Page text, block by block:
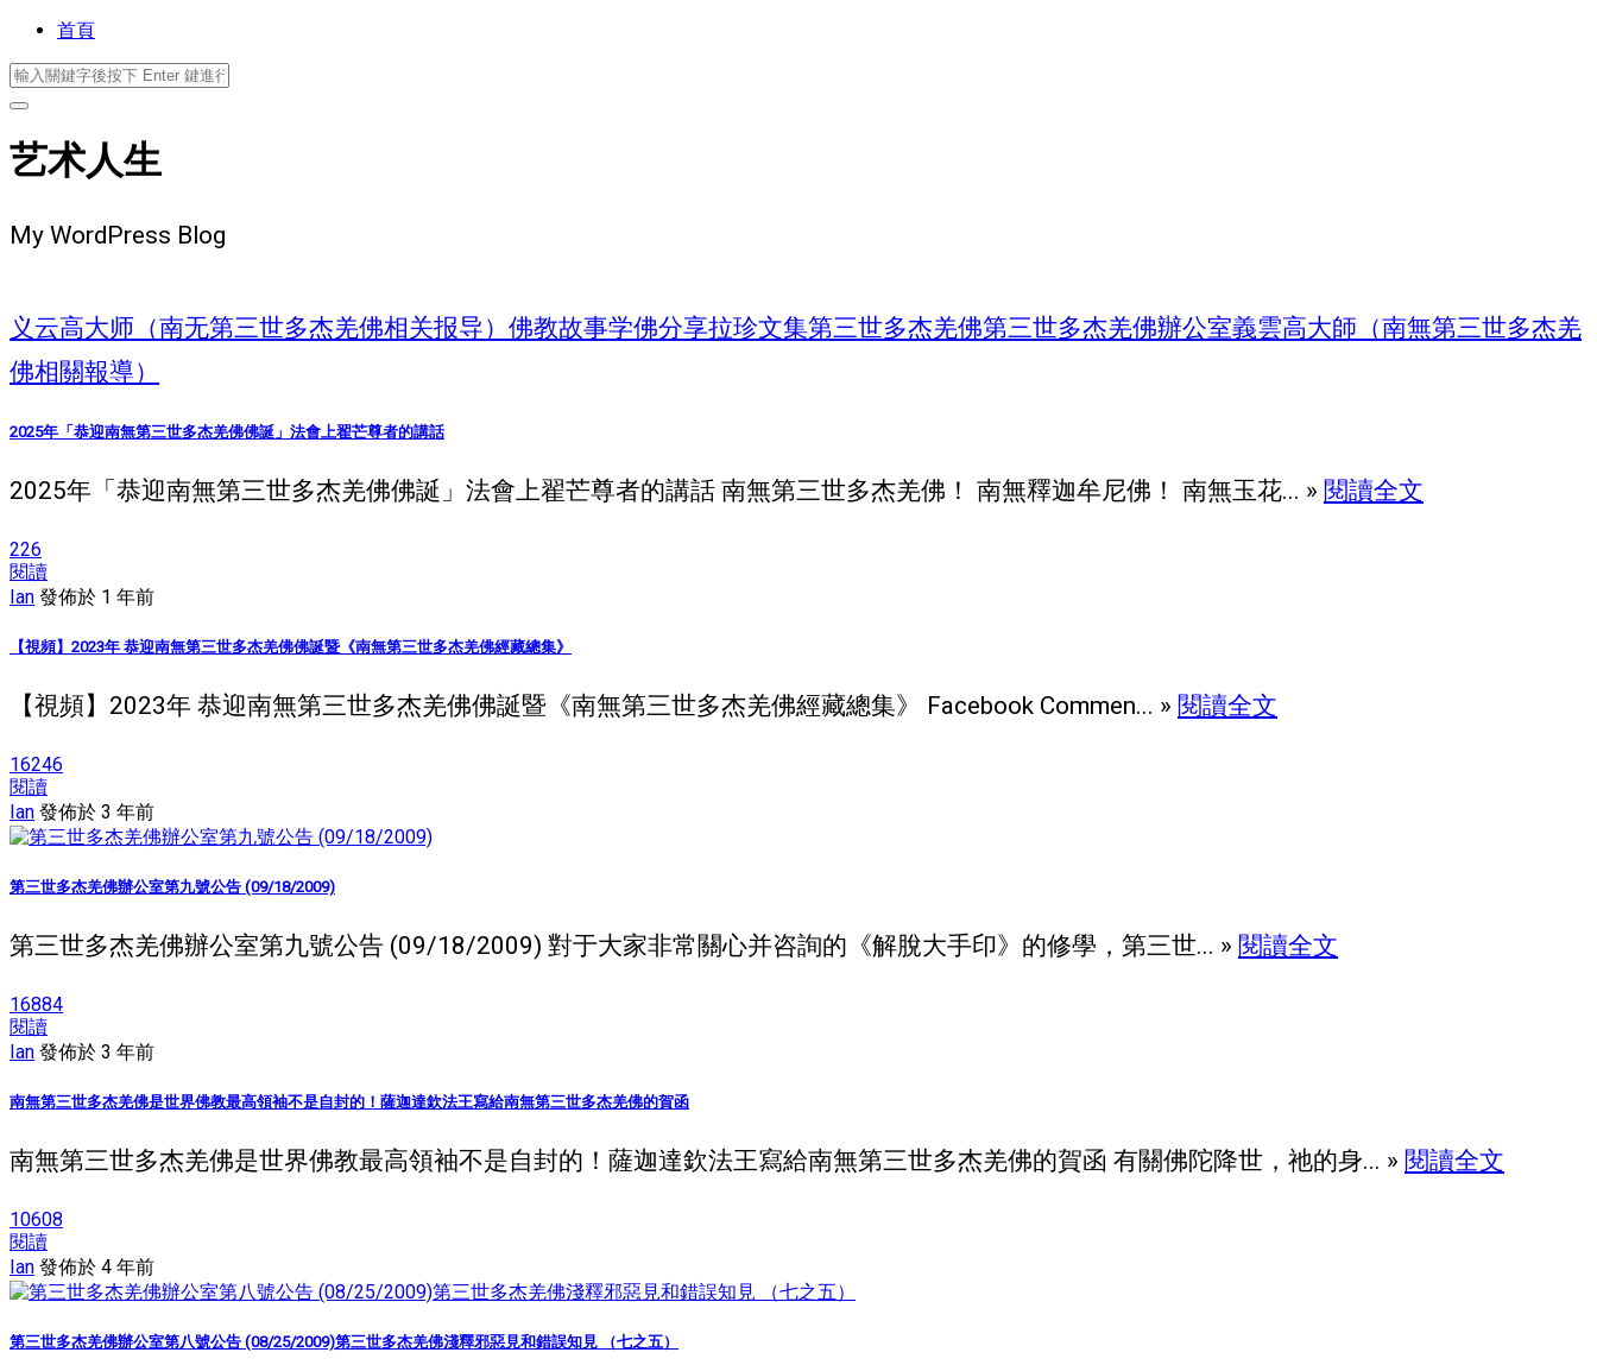
首頁
艺术人生
My WordPress Blog
义云高大师（南无第三世多杰羌佛相关报导） 佛教故事学佛分享拉珍文集第三世多杰羌佛第三世多杰羌佛辦公室義雲高大師（南無第三世多杰羌
佛相關報導）
2025年「恭迎南無第三世多杰羌佛佛誕」法會上翟芒尊者的講話
2025年「恭迎南無第三世多杰羌佛佛誕」法會上翟芒尊者的講話 南無第三世多杰羌佛！ 南無釋迦牟尼佛！ 南無玉花... » 閱讀全文
226
閱讀
Ian 發佈於 1 年前
【視頻】2023年 恭迎南無第三世多杰羌佛佛誕暨《南無第三世多杰羌佛經藏總集》
【視頻】2023年 恭迎南無第三世多杰羌佛佛誕暨《南無第三世多杰羌佛經藏總集》 Facebook Commen... » 閱讀全文
16246
閱讀
Ian 發佈於 3 年前
第三世多杰羌佛辦公室第九號公告 (09/18/2009)
第三世多杰羌佛辦公室第九號公告 (09/18/2009) 對于大家非常關心并咨詢的《解脫大手印》的修學，第三世... » 閱讀全文
16884
閱讀
Ian 發佈於 3 年前
南無第三世多杰羌佛是世界佛教最高領袖不是自封的！薩迦達欽法王寫給南無第三世多杰羌佛的賀函
南無第三世多杰羌佛是世界佛教最高領袖不是自封的！薩迦達欽法王寫給南無第三世多杰羌佛的賀函 有關佛陀降世，祂的身... » 閱讀全文
10608
閱讀
Ian 發佈於 4 年前
第三世多杰羌佛辦公室第八號公告 (08/25/2009)第三世多杰羌佛淺釋邪惡見和錯誤知見 （七之五）